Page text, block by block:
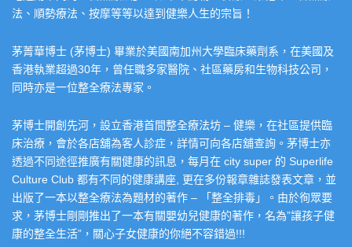
法、順勢療法、按摩等等以達到健樂人生的宗旨！
茅菁華博士 (茅博士) 畢業於美國南加州大學臨床藥劑系，在美國及
香港執業超過30年，曾任職多家醫院、社區藥房和生物科技公司，
同時亦是一位整全療法專家。
茅博士開創先河，設立香港首間整全療法坊 – 健樂，在社區提供臨
床治療，會於各店舖為客人診症，詳情可向各店舖查詢。茅博士亦
透過不同途徑推廣有關健康的訊息，每月在 city super 的 Superlife
Culture Club 都有不同的健康講座, 更在多份報章雜誌發表文章，並
出版了一本以整全療法為題材的著作 – 「整全排毒」。由於徇眾要
求，茅博士剛剛推出了一本有關嬰幼兒健康的著作，名為”讓孩子健
康的整全生活”，關心子女健康的你絕不容錯過!!!